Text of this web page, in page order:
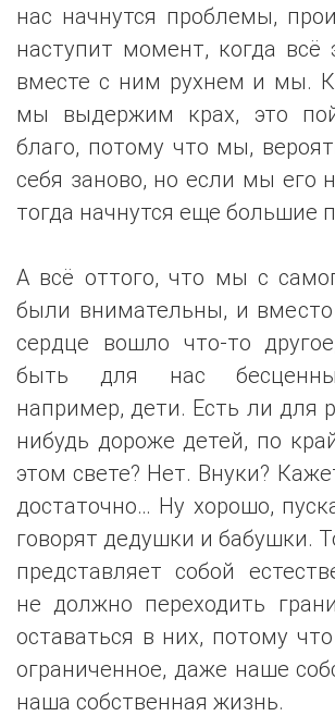
нас начнутся проблемы,
наступит момент, когда всё
вместе с ним рухнем и мы.
мы выдержим крах, это
благо, потому что мы,
себя заново, но если мы его
тогда начнутся еще большие
А всё оттого, что мы с
были внимательны, и
сердце вошло что-то
быть для нас
например, дети. Есть ли для
нибудь дороже детей, по
этом свете? Нет. Внуки?
достаточно… Ну хорошо,
говорят дедушки и бабушки.
представляет собой
не должно переходить
оставаться в них, потому
ограниченное, даже наше
наша собственная жизнь.